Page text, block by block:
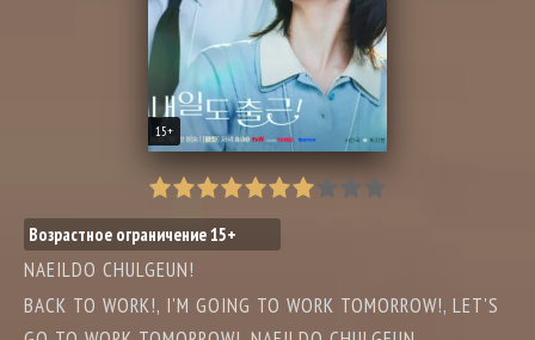
15+
Возрастное ограничение 15+
NAEILDO CHULGEUN!
BACK TO WORK!, I'M GOING TO WORK TOMORROW!, LET'S